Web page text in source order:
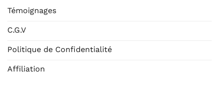
Témoignages
C.G.V
Politique de Confidentialité
Affiliation